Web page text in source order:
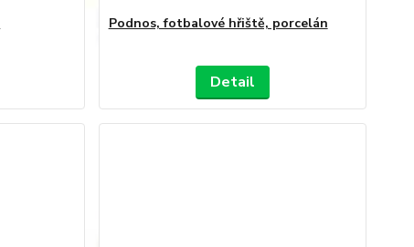
Podnos, fotbalové hřiště, porcelán
Detail